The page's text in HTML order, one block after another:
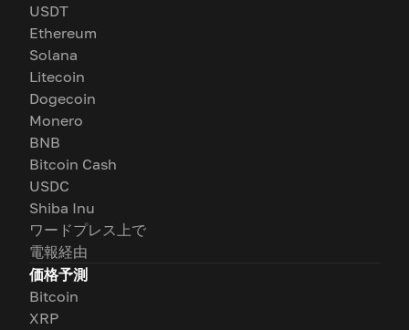
USDT
Ethereum
Solana
Litecoin
Dogecoin
Monero
BNB
Bitcoin Cash
USDC
Shiba Inu
ワードプレス上で
電報経由
価格予測
Bitcoin
XRP